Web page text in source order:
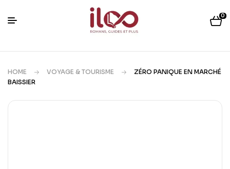
0
HOME VOYAGE & TOURISME
ZÉRO PANIQUE EN MARCHÉ
BAISSIER